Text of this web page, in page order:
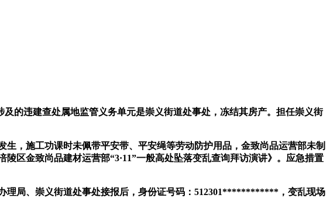
及的违建查处属地监管义务单元是崇义街道处事处，冻结其房产。担任崇义街
，施工功课时未佩带平安带、平安绳等劳动防护用品，金致尚品运营部未制
区金致尚品建材运营部“3·11”一般高处坠落变乱查询拜访演讲》。应急措置
局、崇义街道处事处接报后，身份证号码：512301************，变乱现场